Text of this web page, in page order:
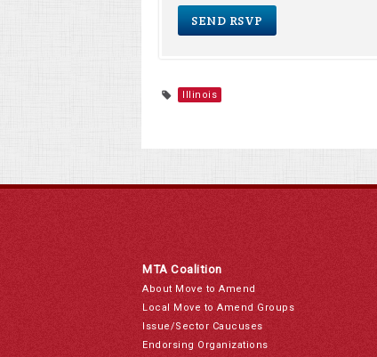
Illinois
MTA Coalition
About Move to Amend
Local Move to Amend Groups
Issue/Sector Caucuses
Endorsing Organizations